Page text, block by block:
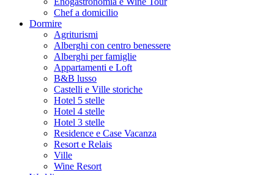
Chef a domicilio
Dormire
Agriturismi
Alberghi con centro benessere
Alberghi per famiglie
Appartamenti e Loft
B&B lusso
Castelli e Ville storiche
Hotel 5 stelle
Hotel 4 stelle
Hotel 3 stelle
Residence e Case Vacanza
Resort e Relais
Ville
Wine Resort